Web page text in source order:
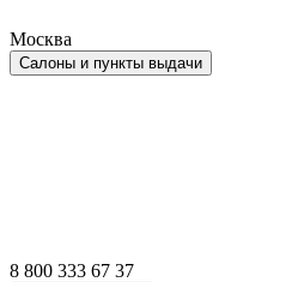
Москва
Салоны и пункты выдачи
8 800 333 67 37